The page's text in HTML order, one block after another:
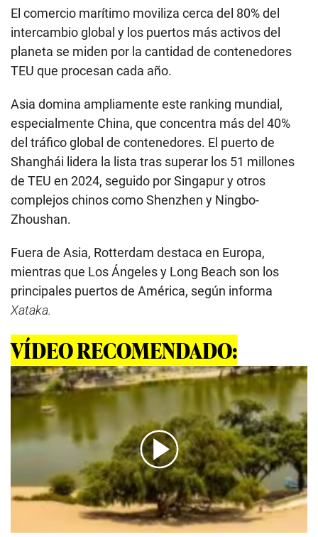
El comercio marítimo moviliza cerca del 80% del
intercambio global y los puertos más activos del
planeta se miden por la cantidad de contenedores
TEU que procesan cada año.
Asia domina ampliamente este ranking mundial,
especialmente China, que concentra más del 40%
del tráfico global de contenedores. El puerto de
Shanghái lidera la lista tras superar los 51 millones
de TEU en 2024, seguido por Singapur y otros
complejos chinos como Shenzhen y Ningbo-
Zhoushan.
Fuera de Asia, Rotterdam destaca en Europa,
mientras que Los Ángeles y Long Beach son los
principales puertos de América, según informa
Xataka.
VÍDEO RECOMENDADO:
00:00/01:00